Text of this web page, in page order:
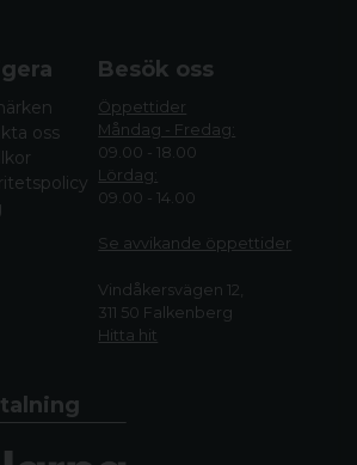
från kläder, till vapen och utrustning
områdena så det är bara att välja och
vraka.
som erhåller gedigen erfarenhet
sportskytte och hjälper dig mer än gärna
våra produkter - oavsett vad det är som
gäller.
oss
Besök oss
Öppettider
Måndag - Fredag:
09.00 - 18.00
Lördag:
09.00 - 14.00
Se avvikande öppettider
Vindåkersvägen 12,
311 50 Falkenberg
Hitta hit